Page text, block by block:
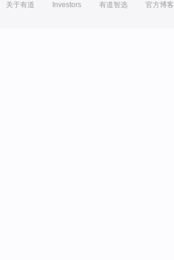
关于有道 Investors 有道智选 官方博客